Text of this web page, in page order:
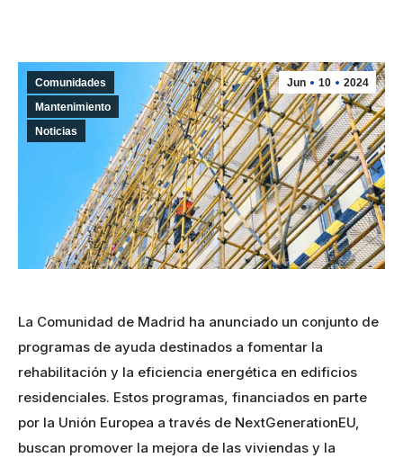
Jun 10 2024
Comunidades
Mantenimiento
Noticias
La Comunidad de Madrid ha anunciado un conjunto de
programas de ayuda destinados a fomentar la
rehabilitación y la eficiencia energética en edificios
residenciales. Estos programas, financiados en parte
por la Unión Europea a través de NextGenerationEU,
buscan promover la mejora de las viviendas y la